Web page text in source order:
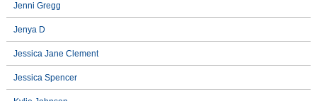
Jenni Gregg
Jenya D
Jessica Jane Clement
Jessica Spencer